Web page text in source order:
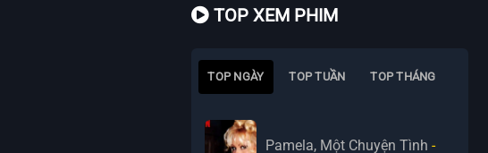
TOP XEM PHIM
TOP NGÀY TOP TUẦN TOP THÁNG
Pamela, Một Chuyện Tình -